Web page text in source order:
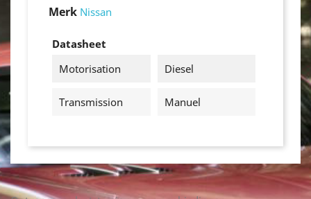
Merk Nissan
Datasheet
Motorisation
Diesel
Transmission Manuel